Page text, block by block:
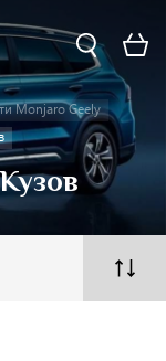
Monjaro Geely